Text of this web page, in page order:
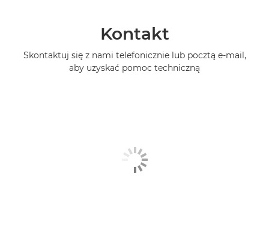
Kontakt
Skontaktuj się z nami telefonicznie lub pocztą e-mail,
aby uzyskać pomoc techniczną